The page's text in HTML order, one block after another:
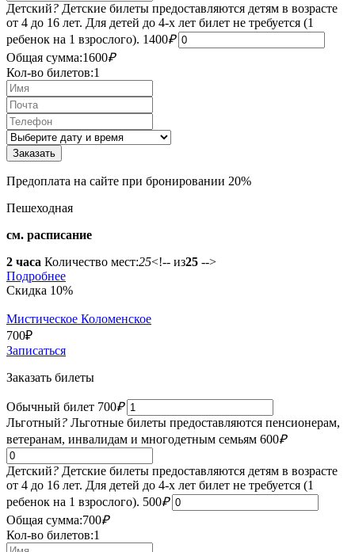
Детский? Детские билеты предоставляются детям в возрасте
от 4 до 16 лет. Для детей до 4-х лет билет не требуется (1
ребенок на 1 взрослого). 1400₽
Общая сумма:1600₽
Кол-во билетов:1
Предоплата на сайте при бронировании 20%
Пешеходная
см. расписание
2 часа Количество мест:25<!-- из25 -->
Подробнее
Скидка 10%
Мистическое Коломенское
700₽
Записаться
Заказать билеты
Обычный билет 700₽
Льготный? Льготные билеты предоставляются пенсионерам,
ветеранам, инвалидам и многодетным семьям 600₽
Детский? Детские билеты предоставляются детям в возрасте
от 4 до 16 лет. Для детей до 4-х лет билет не требуется (1
ребенок на 1 взрослого). 500₽
Общая сумма:700₽
Кол-во билетов:1